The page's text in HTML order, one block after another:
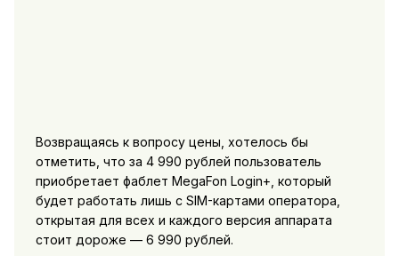
Возвращаясь к вопросу цены, хотелось бы
отметить, что за 4 990 рублей пользователь
приобретает фаблет MegaFon Login+, который
будет работать лишь с SIM-картами оператора,
открытая для всех и каждого версия аппарата
стоит дороже — 6 990 рублей.